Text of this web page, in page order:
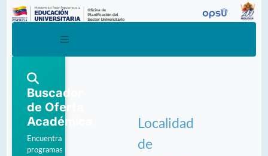
Buscador
de Oferta
Académica
Encuentra
programas
Localidad
de